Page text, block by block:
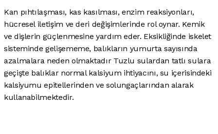
Kan pıhtılaşması, kas kasılması, enzim reaksiyonları,
hücresel iletişim ve deri değişimlerinde rol oynar. Kemik
ve dişlerin güçlenmesine yardım eder. Eksikliğinde iskelet
sisteminde gelişememe, balıkların yumurta sayısında
azalmalara neden olmaktadır Tuzlu sulardan tatlı sulara
geçişte balıklar normal kalsiyum ihtiyacını, su içerisindeki
kalsiyumu epitellerinden ve solungaçlarından alarak
kullanabilmektedir.